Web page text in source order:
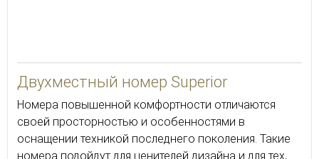
Двухместный номер Superior
Номера повышенной комфортности отличаются
своей просторностью и особенностями в
оснащении техникой последнего поколения. Такие
номера подойдут для ценителей дизайна и для тех,